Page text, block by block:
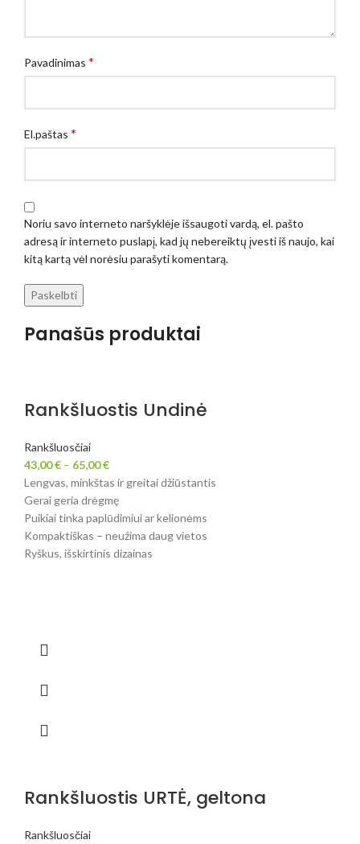
Pavadinimas *
El.paštas *
Noriu savo interneto naršyklėje išsaugoti vardą, el. pašto
adresą ir interneto puslapį, kad jų nebereiktų įvesti iš naujo, kai
kitą kartą vėl norėsiu parašyti komentarą.
Panašūs produktai
Rankšluostis Undinė
Rankšluosčiai
43,00€ – 65,00€
Lengvas, minkštas ir greitai džiūstantis
Gerai geria drėgmę
Puikiai tinka paplūdimiui ar kelionėms
Kompaktiškas – neužima daug vietos
Ryškus, išskirtinis dizainas
Rankšluostis URTĖ, geltona
Rankšluosčiai